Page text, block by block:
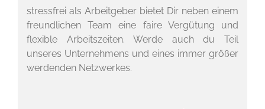
stressfrei als Arbeitgeber bietet Dir neben einem
freundlichen Team eine faire Vergütung und
flexible Arbeitszeiten. Werde auch du Teil
unseres Unternehmens und eines immer größer
werdenden Netzwerkes.